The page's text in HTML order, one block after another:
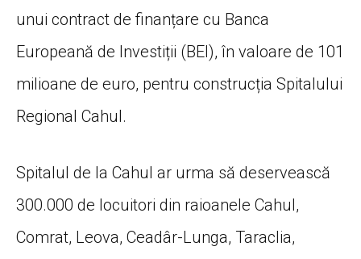
unui contract de finanțare cu Banca
Europeană de Investiții (BEI), în valoare de 101
milioane de euro, pentru construcția Spitalului
Regional Cahul.
Spitalul de la Cahul ar urma să deservească
300.000 de locuitori din raioanele Cahul,
Comrat, Leova, Ceadâr-Lunga, Taraclia,